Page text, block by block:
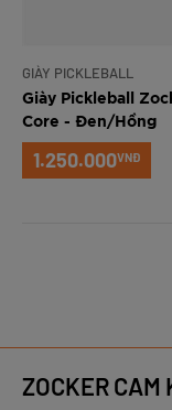
GIÀY PICKLEBALL
Giày Pickleball
Core - Đen/Hồng
1.250.000VNĐ
ZOCKER CAM